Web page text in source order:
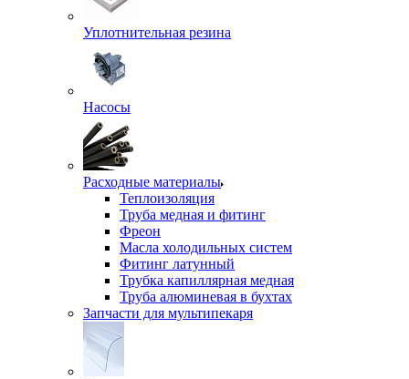
Уплотнительная резина
Насосы
Расходные материалы
Теплоизоляция
Труба медная и фитинг
Фреон
Масла холодильных систем
Фитинг латунный
Трубка капиллярная медная
Труба алюминевая в бухтах
Запчасти для мультипекаря